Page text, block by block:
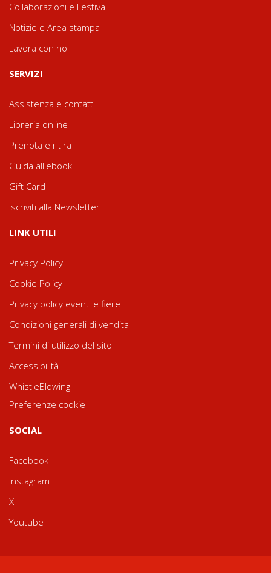
Collaborazioni e Festival
Notizie e Area stampa
Lavora con noi
SERVIZI
Assistenza e contatti
Libreria online
Prenota e ritira
Guida all'ebook
Gift Card
Iscriviti alla Newsletter
LINK UTILI
Privacy Policy
Cookie Policy
Privacy policy eventi e fiere
Condizioni generali di vendita
Termini di utilizzo del sito
Accessibilità
WhistleBlowing
Preferenze cookie
SOCIAL
Facebook
Instagram
X
Youtube